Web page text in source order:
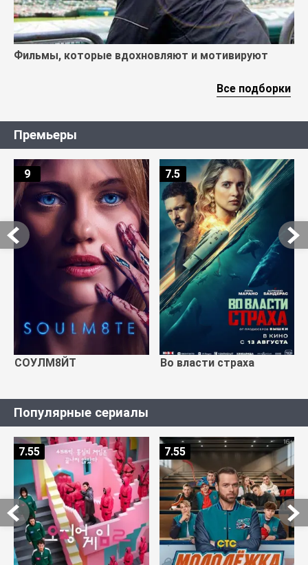
Фильмы, которые вдохновляют и мотивируют
Все подборки
Премьеры
СОУЛМ8ЙТ
9
Во власти страха
7.5
Популярные сериалы
7.55 7.55